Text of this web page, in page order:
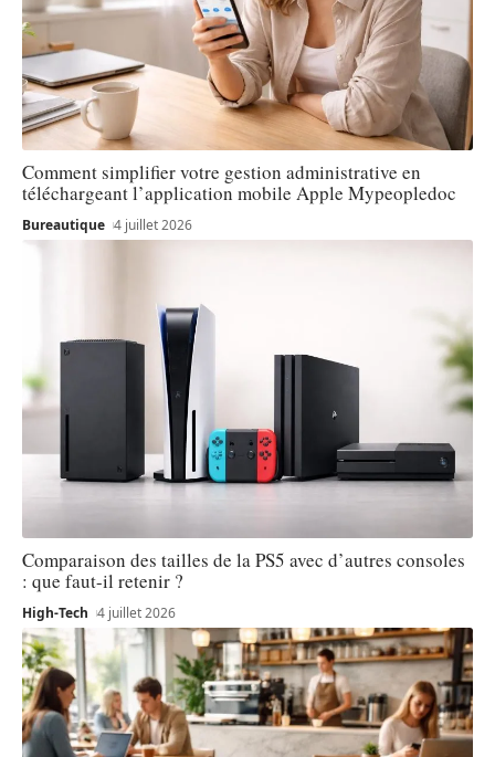
Comment simplifier votre gestion administrative en
téléchargeant l’application mobile Apple Mypeopledoc
Bureautique 4 juillet 2026
Comparaison des tailles de la PS5 avec d’autres consoles
: que faut-il retenir ?
High-Tech 4 juillet 2026